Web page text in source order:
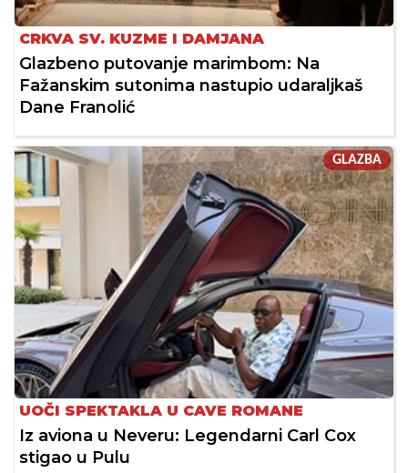
CRKVA SV. KUZME I DAMJANA
Glazbeno putovanje marimbom: Na
Fažanskim sutonima nastupio udaraljkaš
Dane Franolić
GLAZBA
UOČI SPEKTAKLA U CAVE ROMANE
Iz aviona u Neveru: Legendarni Carl Cox
stigao u Pulu